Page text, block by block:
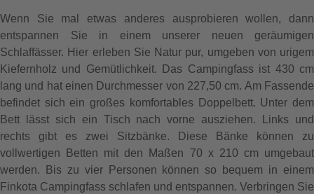
Wenn Sie mal etwas anderes ausprobieren wollen, dann
entspannen Sie in einem unserer neuen geräumigen
Schlaffässer. Hier erleben Sie Natur pur, umgeben von urigem
Kiefernholz und Gemütlichkeit. Das Campingfass ist 430 cm
lang und hat einen Durchmesser von 227,50 cm. Am Fassende
befindet sich ein großes komfortables Doppelbett. Unter dem
Bett lässt sich ein Tisch nach vorne ausziehen. Links und
rechts gibt es zwei Sitzbänke. Diese Bänke können zu
vollwertigen Betten mit den Maßen 70 x 210 cm umgebaut
werden. Bis zu vier Personen können so bequem in einem
Finkota Campingfass schlafen und entspannen. Verbringen Sie